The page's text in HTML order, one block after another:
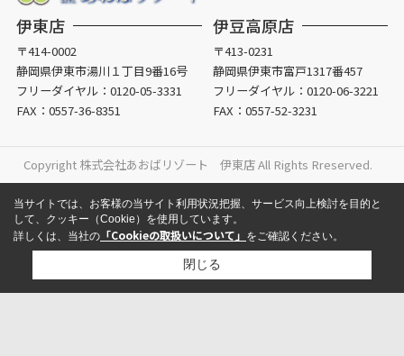
伊東店
〒414-0002
静岡県伊東市湯川１丁目9番16号
フリーダイヤル： 0120-05-3331
FAX：0557-36-8351
伊豆高原店
〒413-0231
静岡県伊東市富戸1317番457
フリーダイヤル：0120-06-3221
FAX：0557-52-3231
Copyright 株式会社あおばリゾート 伊東店 All Rights Rreserved.
当サイトでは、お客様の当サイト利用状況把握、サービス向上検討を目的と
して、クッキー（Cookie）を使用しています。
詳しくは、当社の 「Cookieの取扱いについて」 をご確認ください。
閉じる